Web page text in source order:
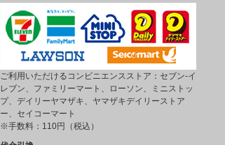
ご利用いただけるコンビニエンスストア：セブン-イ
レブン、ファミリーマート、ローソン、ミニストッ
プ、デイリーヤマザキ、ヤマザキデイリーストア
ー、セイコーマート
※手数料：110円（税込）